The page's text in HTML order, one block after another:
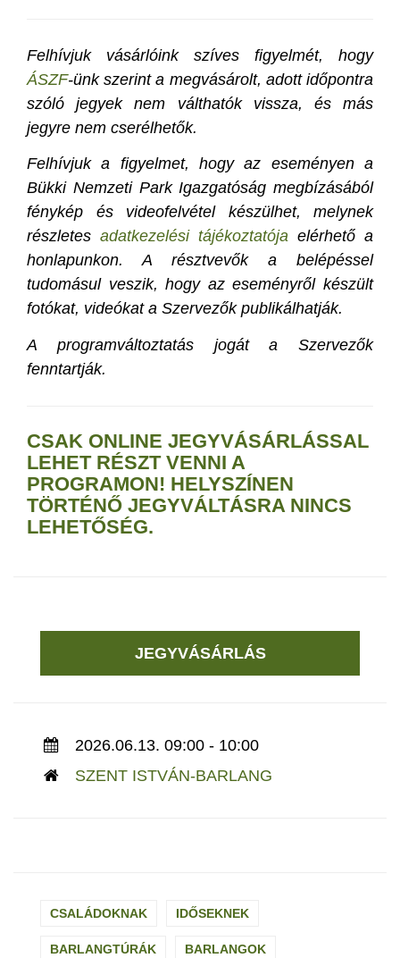
Felhívjuk vásárlóink szíves figyelmét, hogy
ÁSZF-ünk szerint a megvásárolt, adott időpontra
szóló jegyek nem válthatók vissza, és más
jegyre nem cserélhetők.
Felhívjuk a figyelmet, hogy az eseményen a
Bükki Nemzeti Park Igazgatóság megbízásából
fénykép és videofelvétel készülhet, melynek
részletes adatkezelési tájékoztatója elérhető a
honlapunkon. A résztvevők a belépéssel
tudomásul veszik, hogy az eseményről készült
fotókat, videókat a Szervezők publikálhatják.
A programváltoztatás jogát a Szervezők
fenntartják.
CSAK ONLINE JEGYVÁSÁRLÁSSAL
LEHET RÉSZT VENNI A
PROGRAMON! HELYSZÍNEN
TÖRTÉNŐ JEGYVÁLTÁSRA NINCS
LEHETŐSÉG.
JEGYVÁSÁRLÁS
2026.06.13. 09:00 - 10:00
SZENT ISTVÁN-BARLANG
CSALÁDOKNAK IDŐSEKNEK
BARLANGTÚRÁK BARLANGOK